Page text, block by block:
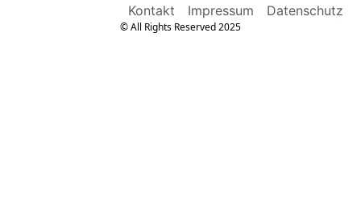
Kontakt Impressum Datenschutz
© All Rights Reserved 2025